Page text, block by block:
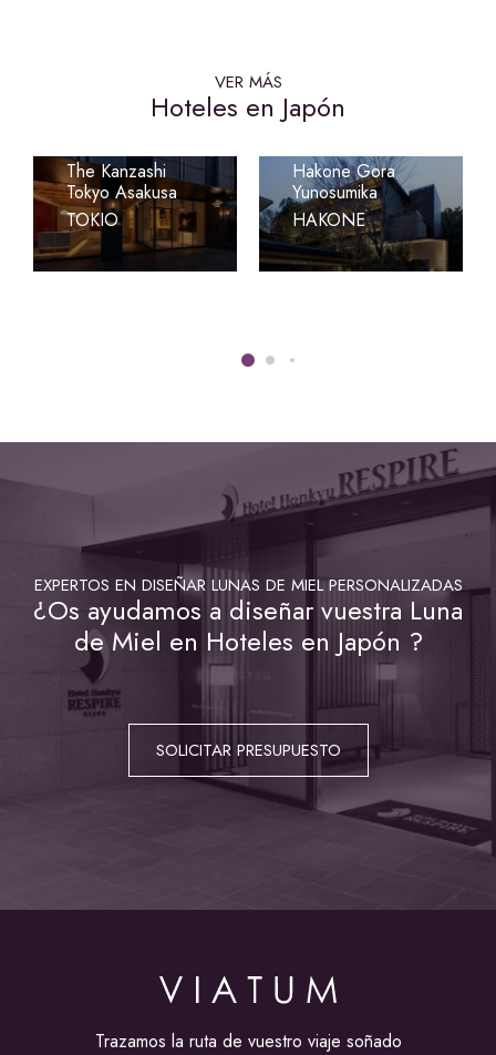
VER MÁS
Hoteles en Japón
The Kanzashi
Tokyo Asakusa
TOKIO
Laforet Club
Hakone Gora
Yunosumika
HAKONE
EXPERTOS EN DISEÑAR LUNAS DE MIEL PERSONALIZADAS
¿Os ayudamos a diseñar vuestra Luna
de Miel en Hoteles en Japón ?
SOLICITAR PRESUPUESTO
Trazamos la ruta de vuestro viaje soñado